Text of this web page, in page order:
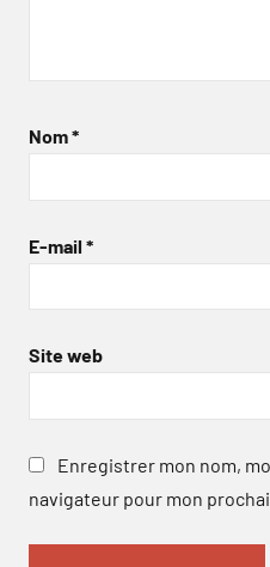
Nom*
E-mail *
Site web
Enregistrer mon nom,
navigateur pour mon